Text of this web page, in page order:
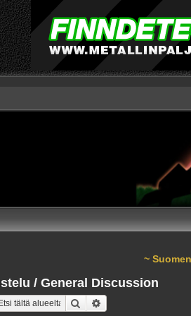
~
/ General Discussion
Etsi